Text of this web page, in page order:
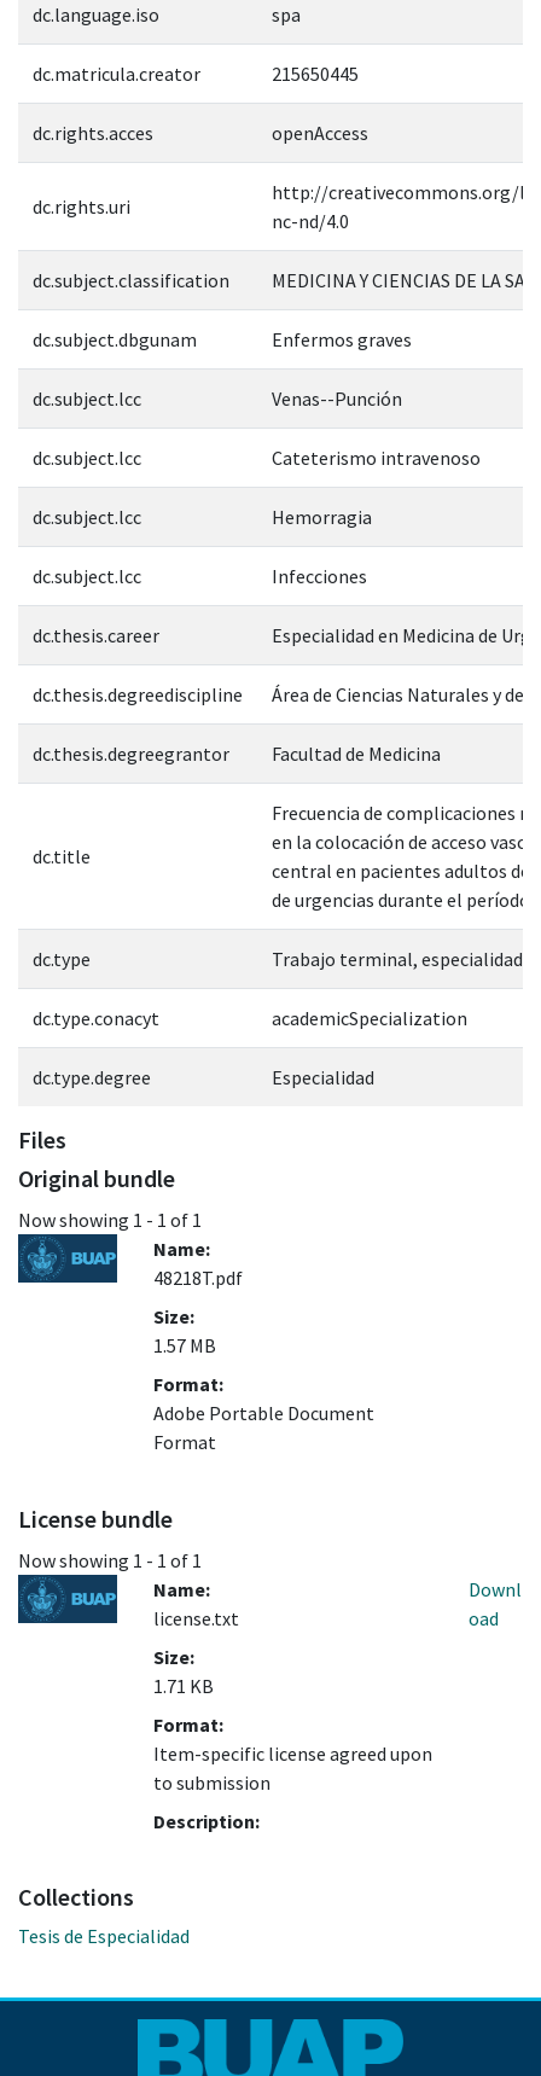
dc.language.iso spa
dc.matricula.creator 215650445
dc.rights.acces openAccess
dc.rights.uri
http://creativecommons.org/
nc-nd/4.0
dc.subject.classification MEDICINA Y CIENCIAS DE LA
dc.subject.dbgunam Enfermos graves
dc.subject.lcc Venas--Punción
dc.subject.lcc Cateterismo intravenoso
dc.subject.lcc Hemorragia
dc.subject.lcc Infecciones
dc.thesis.career Especialidad en Medicina de
dc.thesis.degreediscipline Área de Ciencias Naturales y de
dc.thesis.degreegrantor Facultad de Medicina
dc.title
Frecuencia de complicaciones
en la colocación de acceso
central en pacientes adultos del
de urgencias durante el período
dc.type Trabajo terminal, especialidad
dc.type.conacyt academicSpecialization
dc.type.degree Especialidad
Files
Original bundle
Now showing 1 - 1 of 1
Name:
48218T.pdf
Size:
1.57 MB
Format:
Adobe Portable Document
Format
License bundle
Now showing 1 - 1 of 1
Name:
license.txt
Size:
1.71 KB
Format:
Item-specific license agreed upon
to submission
Description:
Downl
oad
Collections
Tesis de Especialidad